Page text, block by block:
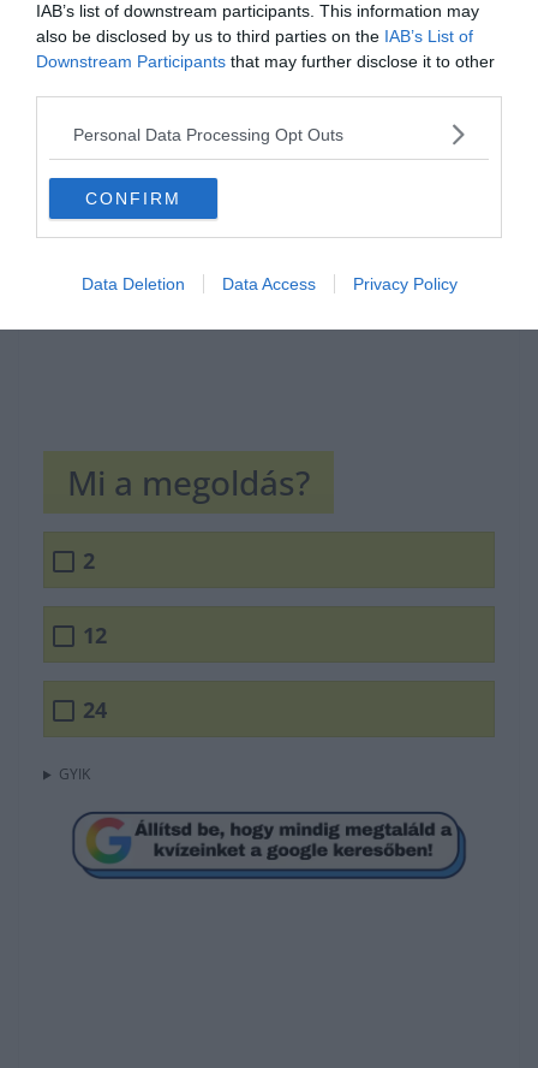
IAB’s list of downstream participants. This information may
also be disclosed by us to third parties on the IAB’s List of
Downstream Participants that may further disclose it to other
Personal Data Processing Opt Outs
CONFIRM
Data Deletion Data Access Privacy Policy
Mi a megoldás?
2
12
24
GYIK